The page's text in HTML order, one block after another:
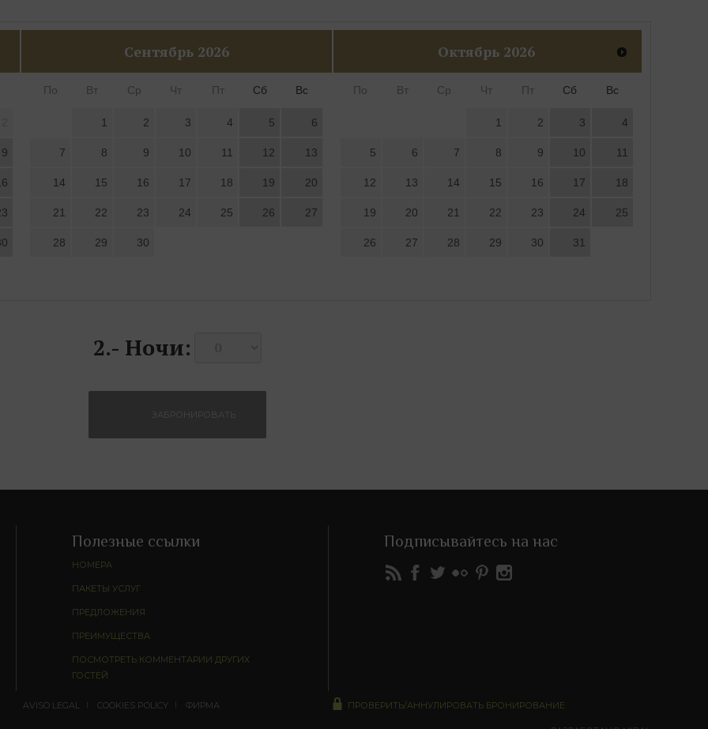
9
Сентябрь 2026
По Вт Ср Чт Пт Сб Вс
1 2 3 4 5 6
7 8 9 10 11 12 13
14 15 16 17 18 19 20
21 22 23 24 25 26 27
28 29 30
Октябрь 2026
По Вт Ср Чт Пт Сб Вс
1 2 3 4
5 6 7 8 9 10 11
12 13 14 15 16 17 18
19 20 21 22 23 24 25
26 27 28 29 30 31
2.- Ночи:
Полезные ссылки
НОМЕРА
ПАКЕТЫ УСЛУГ
ПРЕДЛОЖЕНИЯ
ПРЕИМУЩЕСТВА
ПОСМОТРЕТЬ КОММЕНТАРИИ ДРУГИХ
ГОСТЕЙ
Подписывайтесь на нас
AVISO LEGAL COOKIES POLICY ФИРМА ПРОВЕРИТЬ/АННУЛИРОВАТЬ БРОНИРОВАНИЕ